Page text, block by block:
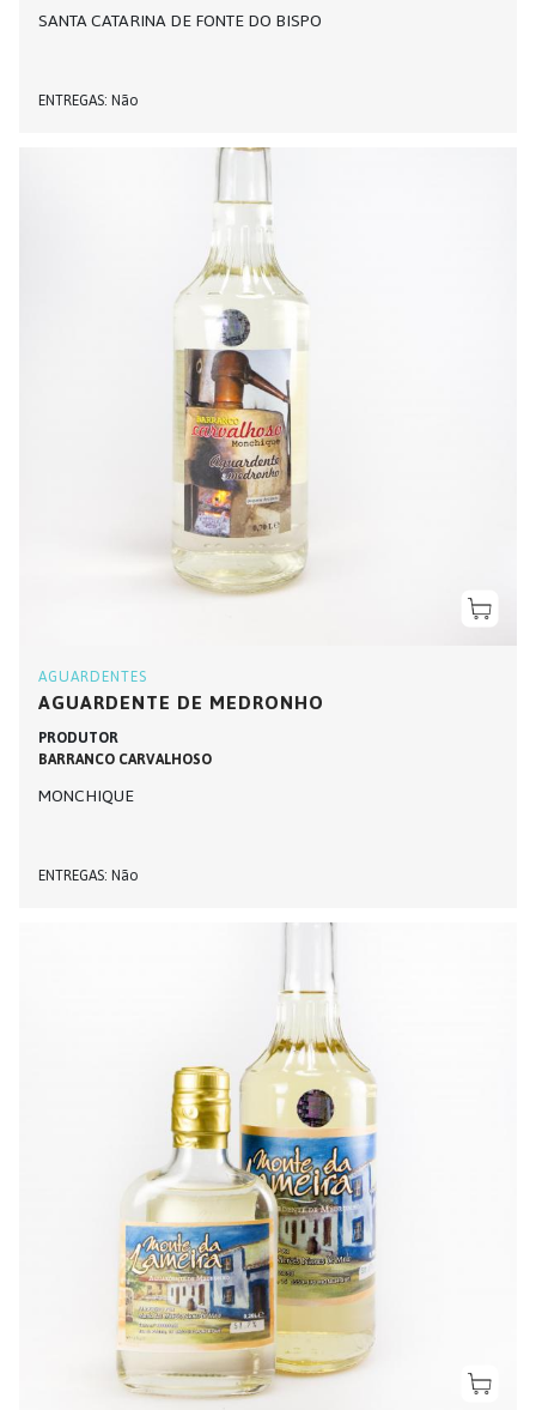
SANTA CATARINA DE FONTE DO BISPO
ENTREGAS Não
AGUARDENTES
AGUARDENTE DE MEDRONHO
PRODUTOR
BARRANCO CARVALHOSO
MONCHIQUE
ENTREGAS Não